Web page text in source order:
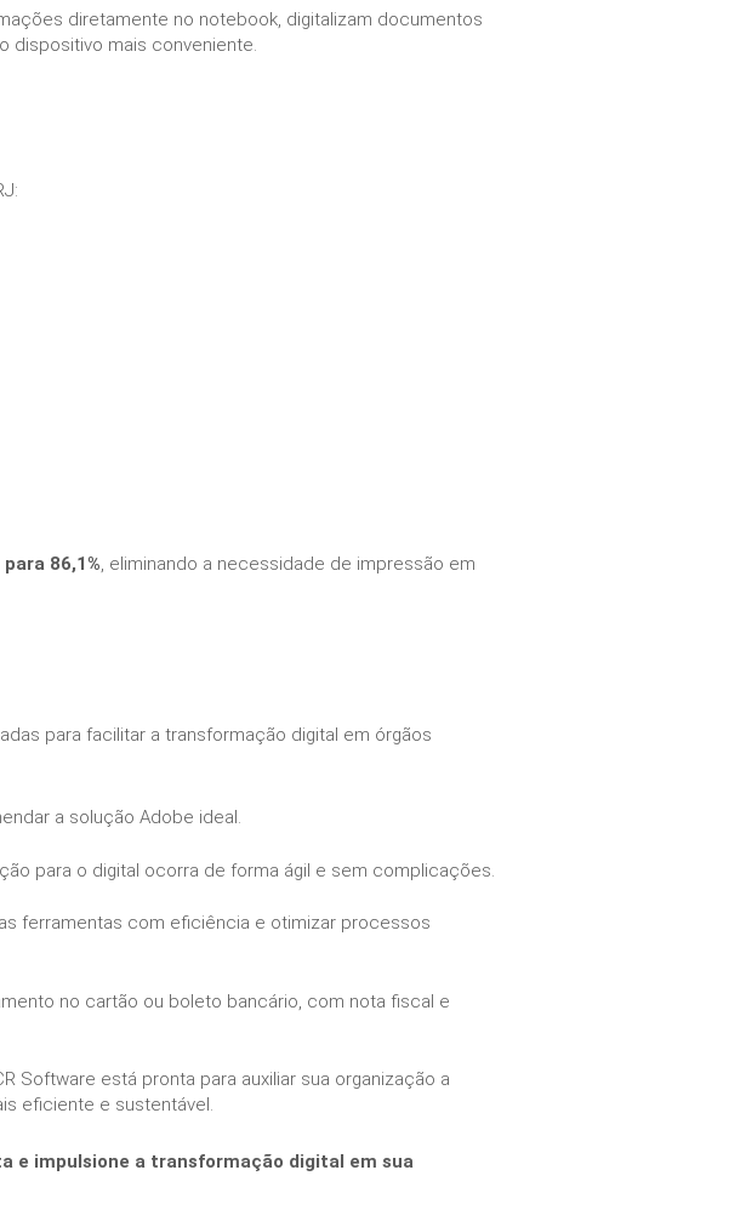
diretamente no notebook, digitalizam documentos
dispositivo mais conveniente.
para 86,1%, eliminando a necessidade de impressão em
para facilitar a transformação digital em órgãos
a solução Adobe ideal.
para o digital ocorra de forma ágil e sem complicações.
ferramentas com eficiência e otimizar processos
no cartão ou boleto bancário, com nota fiscal e
Software está pronta para auxiliar sua organização a
eficiente e sustentável.
e impulsione a transformação digital em sua